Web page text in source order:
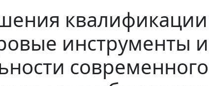
квалификации
инструменты и
современного